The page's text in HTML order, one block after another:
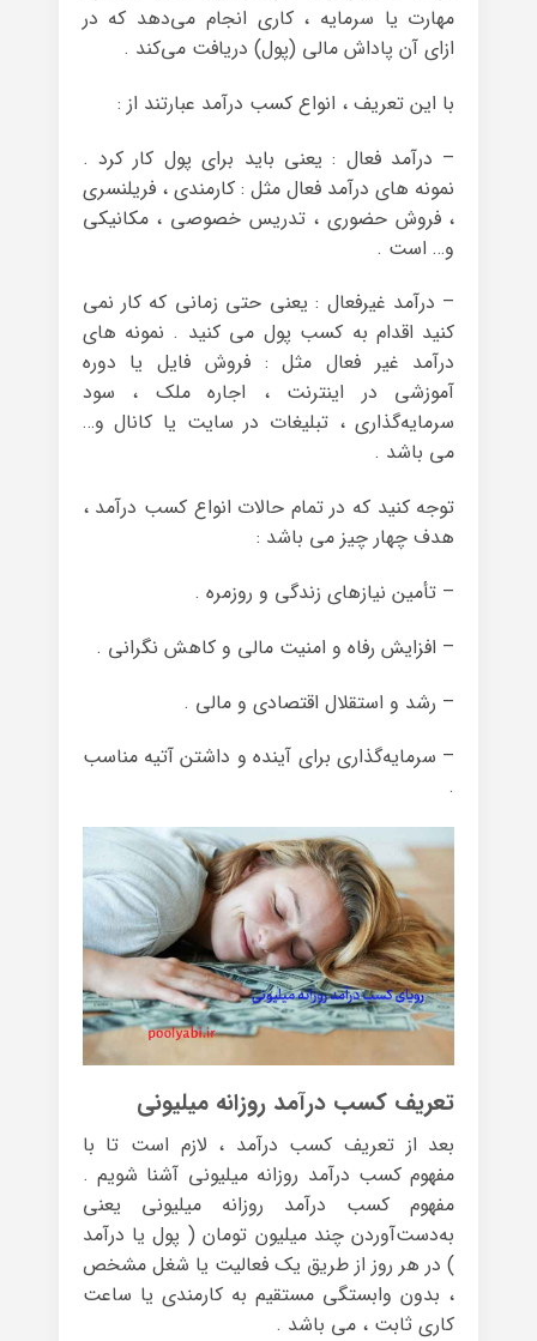
مهارت یا سرمایه ، کاری انجام می‌دهد که در
ازای آن پاداش مالی (پول) دریافت می‌کند .
با این تعریف ، انواع کسب درآمد عبارتند از :
– درآمد فعال : یعنی باید برای پول کار کرد .
نمونه های درآمد فعال مثل : کارمندی ، فریلنسری
، فروش حضوری ، تدریس خصوصی ، مکانیکی
و… است .
– درآمد غیرفعال : یعنی حتی زمانی که کار نمی
کنید اقدام به کسب پول می کنید . نمونه های
درآمد غیر فعال مثل : فروش فایل یا دوره
آموزشی در اینترنت ، اجاره ملک ، سود
سرمایه‌گذاری ، تبلیغات در سایت یا کانال و…
می باشد .
توجه کنید که در تمام حالات انواع کسب درآمد ،
هدف چهار چیز می باشد :
– تأمین نیازهای زندگی و روزمره .
– افزایش رفاه و امنیت مالی و کاهش نگرانی .
– رشد و استقلال اقتصادی و مالی .
– سرمایه‌گذاری برای آینده و داشتن آتیه مناسب
.
تعریف کسب درآمد روزانه میلیونی
بعد از تعریف کسب درآمد ، لازم است تا با
مفهوم کسب درآمد روزانه میلیونی آشنا شویم .
مفهوم کسب درآمد روزانه میلیونی یعنی
به‌دست‌آوردن چند میلیون تومان ( پول یا درآمد
) در هر روز از طریق یک فعالیت یا شغل مشخص
، بدون وابستگی مستقیم به کارمندی یا ساعت
کاری ثابت ، می باشد .